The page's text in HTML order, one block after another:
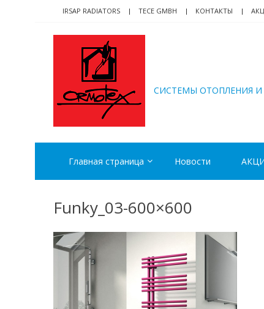
navigation
content
IRSAP RADIATORS TECE GMBH КОНТАКТЫ
CИСТЕМЫ ОТОПЛЕНИЯ
Главная страница Новости
Funky_03-600×600